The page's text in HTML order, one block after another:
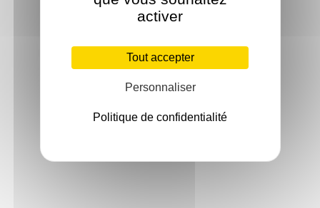
activer
Tout accepter
Personnaliser
Politique de confidentialité